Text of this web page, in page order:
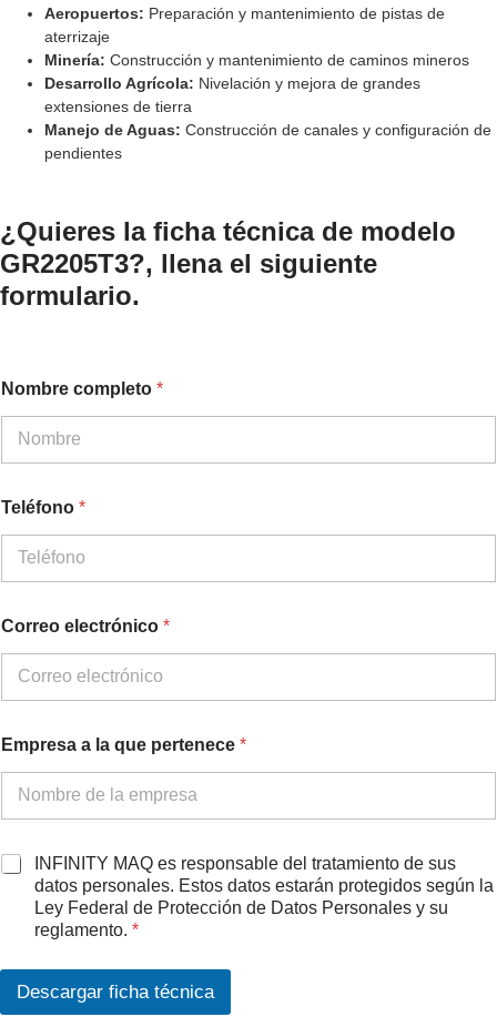
Aeropuertos: Preparación y mantenimiento de pistas de
aterrizaje
Minería: Construcción y mantenimiento de caminos mineros
Desarrollo Agrícola: Nivelación y mejora de grandes
extensiones de tierra
Manejo de Aguas: Construcción de canales y configuración de
pendientes
¿Quieres la ficha técnica de modelo
GR2205T3?, llena el siguiente
formulario.
T
e
o
n
o
u
Nombre completo *
Teléfono *
Correo electrónico *
Empresa a la que pertenece *
A
d
R
INFINITY MAQ es responsable del tratamiento de sus
datos personales. Estos datos estarán protegidos según la
Ley Federal de Protección de Datos Personales y su
reglamento. *
Descargar ficha técnica